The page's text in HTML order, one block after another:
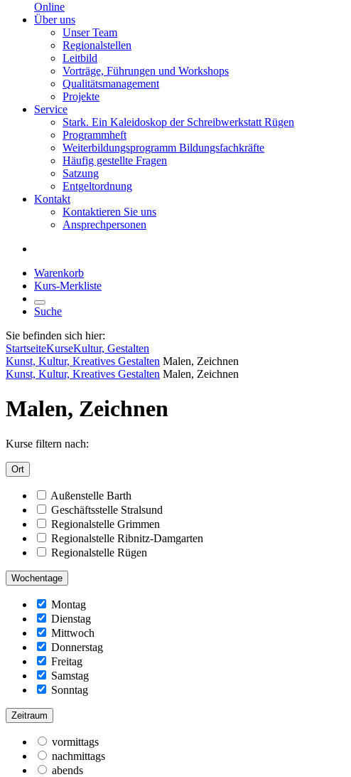
Online
Über uns
Unser Team
Regionalstellen
Leitbild
Vorträge, Führungen und Workshops
Qualitätsmanagement
Projekte
Service
Stark. Ein Kaleidoskop der Schreibwerkstatt Rügen
Programmheft
Weiterbildungsprogramm Bildungsfachkräfte
Häufig gestellte Fragen
Satzung
Entgeltordnung
Kontakt
Kontaktieren Sie uns
Ansprechpersonen
Warenkorb
Kurs-Merkliste
Suche
Sie befinden sich hier:
StartseiteKurseKultur, Gestalten
Kunst, Kultur, Kreatives Gestalten Malen, Zeichnen
Kunst, Kultur, Kreatives Gestalten Malen, Zeichnen
Malen, Zeichnen
Kurse filtern nach:
Ort
Außenstelle Barth
Geschäftsstelle Stralsund
Regionalstelle Grimmen
Regionalstelle Ribnitz-Damgarten
Regionalstelle Rügen
Wochentage
Montag
Dienstag
Mittwoch
Donnerstag
Freitag
Samstag
Sonntag
Zeitraum
vormittags
nachmittags
abends